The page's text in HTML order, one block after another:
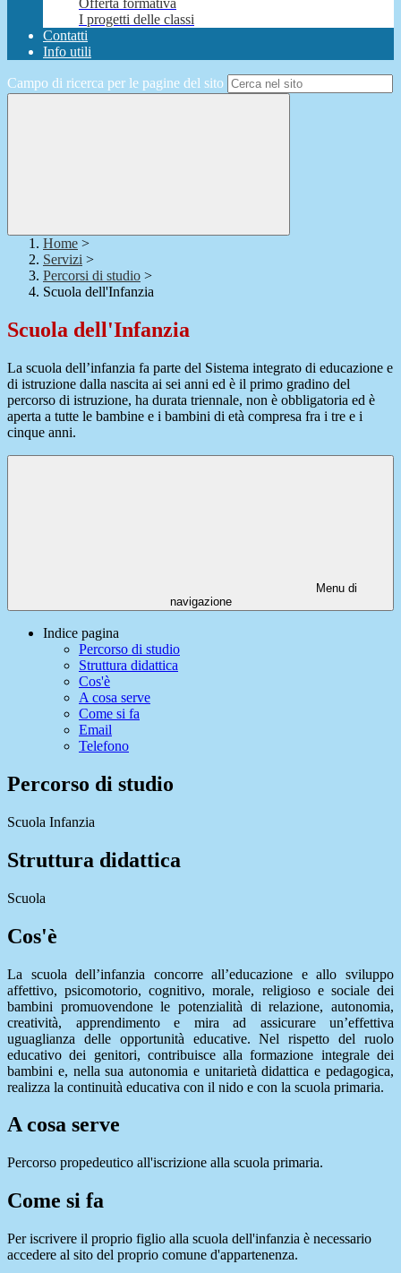
Offerta formativa
I progetti delle classi
Contatti
Info utili
Campo di ricerca per le pagine del sito
Home >
Servizi >
Percorsi di studio >
Scuola dell'Infanzia
Scuola dell'Infanzia
La scuola dell’infanzia fa parte del Sistema integrato di educazione e
di istruzione dalla nascita ai sei anni ed è il primo gradino del
percorso di istruzione, ha durata triennale, non è obbligatoria ed è
aperta a tutte le bambine e i bambini di età compresa fra i tre e i
cinque anni.
Menu di
navigazione
Indice pagina
Percorso di studio
Struttura didattica
Cos'è
A cosa serve
Come si fa
Email
Telefono
Percorso di studio
Scuola Infanzia
Struttura didattica
Scuola
Cos'è
La scuola dell’infanzia concorre all’educazione e allo sviluppo
affettivo, psicomotorio, cognitivo, morale, religioso e sociale dei
bambini promuovendone le potenzialità di relazione, autonomia,
creatività, apprendimento e mira ad assicurare un’effettiva
uguaglianza delle opportunità educative. Nel rispetto del ruolo
educativo dei genitori, contribuisce alla formazione integrale dei
bambini e, nella sua autonomia e unitarietà didattica e pedagogica,
realizza la continuità educativa con il nido e con la scuola primaria.
A cosa serve
Percorso propedeutico all'iscrizione alla scuola primaria.
Come si fa
Per iscrivere il proprio figlio alla scuola dell'infanzia è necessario
accedere al sito del proprio comune d'appartenenza.